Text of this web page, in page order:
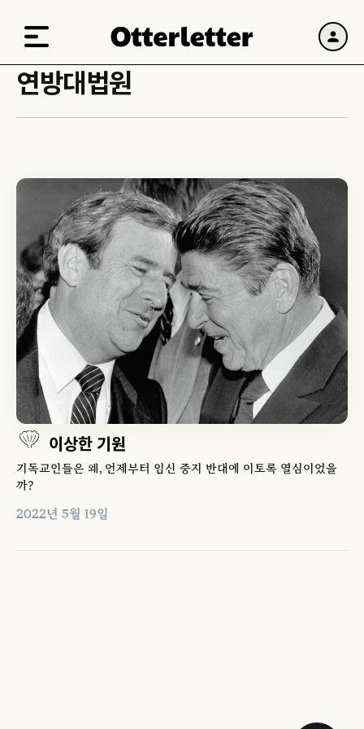
연방대법원
이상한 기원
기독교인들은 왜, 언제부터 임신 중지 반대에 이토록 열심이었을
까?
2022년 5월 19일